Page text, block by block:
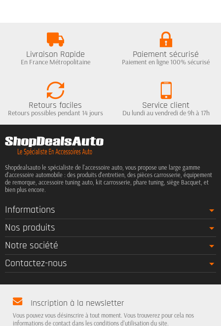
Livraison Rapide
En France Métropolitaine
Paiement sécurisé
Paiement en ligne 100% sécurisé
Retours faciles
Retours possibles pendant 14 jours
Service client
Du lundi au vendredi de 9h à 17h
Shopdealsauto le spécialiste de l'accessoire auto, vous propose une large gamme
d'accessoire automobile : des produits d'entretien, des pièces carrosserie, équipement
de remorque, accessoire tuning auto, kit carrosserie, phare tuning, siège Bacquet, et
bien plus encore.
Informations
Nos produits
Notre société
Contactez-nous
Inscription à la newsletter
Vous pouvez vous désinscrire à tout moment. Vous trouverez pour cela nos
informations de contact dans les conditions d'utilisation du site.